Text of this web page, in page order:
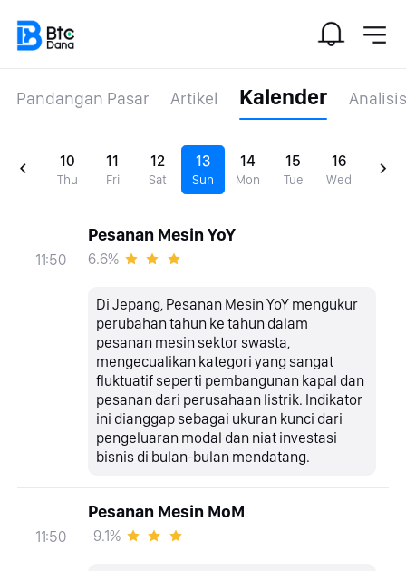
Pandangan Pasar Artikel Kalender
10
Thu
11
Fri
12
Sat
13
Sun
14
Mon
15
Tue
16
Wed
11:50
Pesanan Mesin YoY
6.6%
Di Jepang, Pesanan Mesin YoY mengukur
perubahan tahun ke tahun dalam
pesanan mesin sektor swasta,
mengecualikan kategori yang sangat
fluktuatif seperti pembangunan kapal dan
pesanan dari perusahaan listrik. Indikator
ini dianggap sebagai ukuran kunci dari
pengeluaran modal dan niat investasi
bisnis di bulan-bulan mendatang.
11:50
Pesanan Mesin MoM
-9.1%